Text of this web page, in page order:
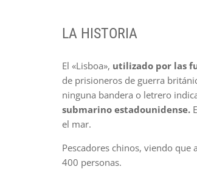
LA HISTORIA
El «Lisboa», utilizado por las
de prisioneros de guerra
ninguna bandera o letrero
submarino estadounidense.
el mar.
Pescadores chinos, viendo que
400 personas.